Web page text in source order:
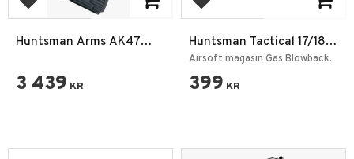
Add to favorites
Huntsman Arms AK47
3 439 KR
Add to favorites
Huntsman Tactical 17/18
Series GBB Glock Magasin
Airsoft magasin Gas Blowback.
399 KR